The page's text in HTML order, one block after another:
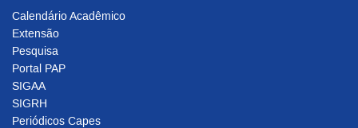
Calendário Acadêmico
Extensão
Pesquisa
Portal PAP
SIGAA
SIGRH
Periódicos Capes